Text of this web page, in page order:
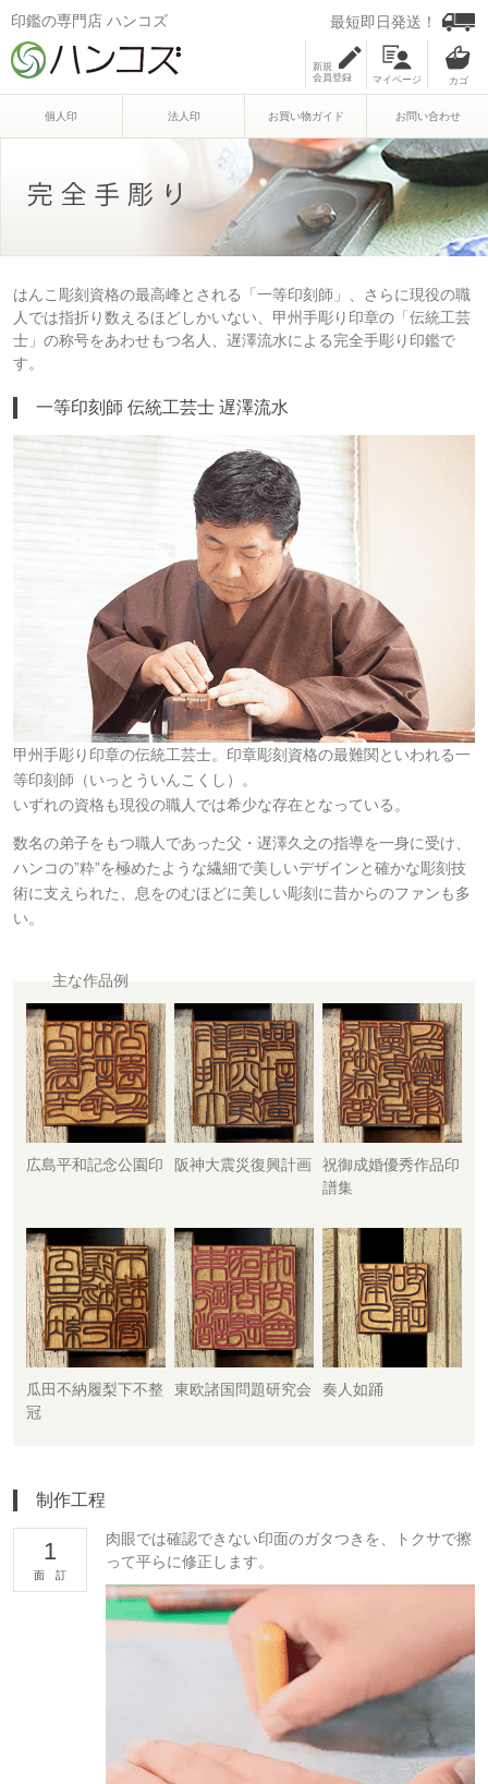
印鑑の専門店 ハンコズ 最短即日発送！
新規
会員登録
マイページ
個人印 法人印 お買い物ガイド お問い合わせ
はんこ彫刻資格の最高峰とされる「一等印刻師」、さらに現役の職
人では指折り数えるほどしかいない、甲州手彫り印章の「伝統工芸
士」の称号をあわせもつ名人、遅澤流水による完全手彫り印鑑で
す。
一等印刻師 伝統工芸士 遅澤流水
甲州手彫り印章の伝統工芸士。印章彫刻資格の最難関といわれる一
等印刻師（いっとういんこくし）。
いずれの資格も現役の職人では希少な存在となっている。
数名の弟子をもつ職人であった父・遅澤久之の指導を一身に受け、
ハンコの”粋”を極めたような繊細で美しいデザインと確かな彫刻技
術に支えられた、息をのむほどに美しい彫刻に昔からのファンも多
い。
主な作品例
広島平和記念公園印 阪神大震災復興計画
祝御成婚優秀作品印
譜集
瓜田不納履梨下不整
冠
東欧諸国問題研究会 奏人如踊
制作工程
1
面 訂
肉眼では確認できない印面のガタつきを、トクサで擦
って平らに修正します。